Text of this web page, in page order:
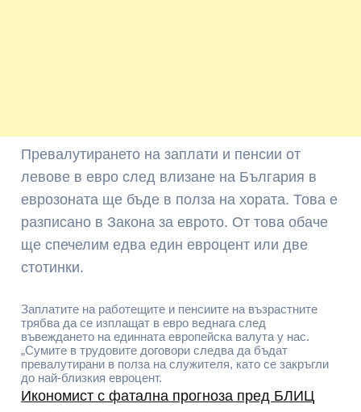
Превалутирането на заплати и пенсии от
левове в евро след влизане на България в
еврозоната ще бъде в полза на хората. Това е
разписано в Закона за еврото. От това обаче
ще спечелим едва един евроцент или две
стотинки.
Заплатите на работещите и пенсиите на възрастните
трябва да се изплащат в евро веднага след
въвеждането на единната европейска валута у нас.
„Сумите в трудовите договори следва да бъдат
превалутирани в полза на служителя, като се закръгли
до най-близкия евроцент.
Икономист с фатална прогноза пред БЛИЦ